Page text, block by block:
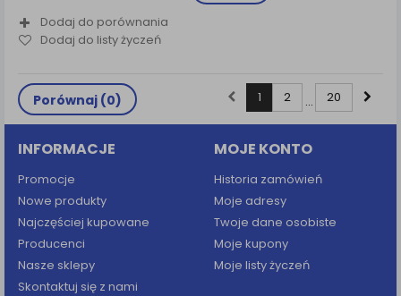
Dodaj do porównania
Dodaj do listy życzeń
Porównaj (0) 1 2 ... 20
INFORMACJE
Promocje
Nowe produkty
Najczęściej kupowane
Producenci
Nasze sklepy
Skontaktuj się z nami
MOJE KONTO
Historia zamówień
Moje adresy
Twoje dane osobiste
Moje kupony
Moje listy życzeń